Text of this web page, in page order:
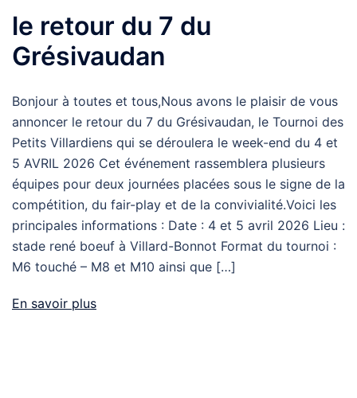
le retour du 7 du
Grésivaudan
Bonjour à toutes et tous,Nous avons le plaisir de vous
annoncer le retour du 7 du Grésivaudan, le Tournoi des
Petits Villardiens qui se déroulera le week-end du 4 et
5 AVRIL 2026 Cet événement rassemblera plusieurs
équipes pour deux journées placées sous le signe de la
compétition, du fair-play et de la convivialité.Voici les
principales informations : Date : 4 et 5 avril 2026 Lieu :
stade rené boeuf à Villard-Bonnot Format du tournoi :
M6 touché – M8 et M10 ainsi que […]
En savoir plus